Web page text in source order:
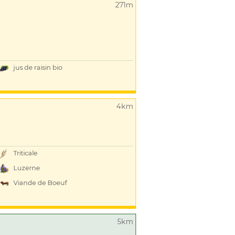
271m
jus de raisin bio
4km
Triticale
Luzerne
Viande de Boeuf
5km